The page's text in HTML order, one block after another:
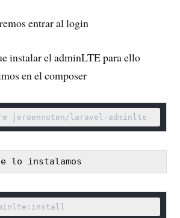
entrar al login
instalar el adminLTE para ello
en el composer
jeroennoten/laravel-adminlte
lo instalamos